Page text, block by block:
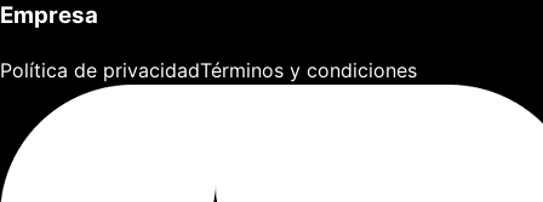
Empresa
Política de privacidadTérminos y condiciones